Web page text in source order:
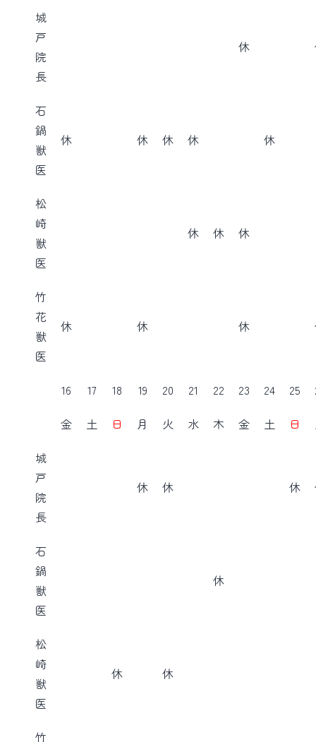
城
戸
院
長
休
石
鍋
獣
医
休 休 休 休 休
松
崎
獣
医
休 休 休
竹
花
獣
医
休 休 休
16 17 18 19 20 21 22 23 24 25
金
土 日 月 火 水 木 金 土 日
城
戸
院
長
休 休 休
石
鍋
獣
医
休
松
崎
獣
医
休 休
竹